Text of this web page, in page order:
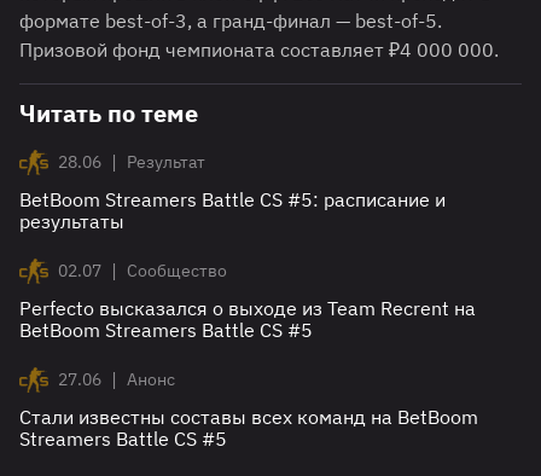
формате best-of-3, а гранд-финал — best-of-5.
Призовой фонд чемпионата составляет ₽4 000 000.
Читать по теме
28.06 | Результат
BetBoom Streamers Battle CS #5: расписание и
результаты
02.07 | Сообщество
Perfecto высказался о выходе из Team Recrent на
BetBoom Streamers Battle CS #5
27.06 | Анонс
Стали известны составы всех команд на BetBoom
Streamers Battle CS #5